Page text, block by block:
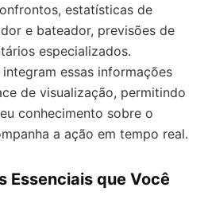
estatísticas de
e bateador, previsões de
especializados.
essas informações
de visualização, permitindo
conhecimento sobre o
a ação em tempo real.
Essenciais que Você